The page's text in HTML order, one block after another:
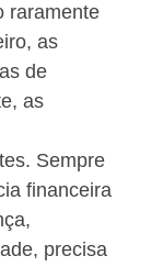
raramente
as
de
as
Sempre
financeira
precisa